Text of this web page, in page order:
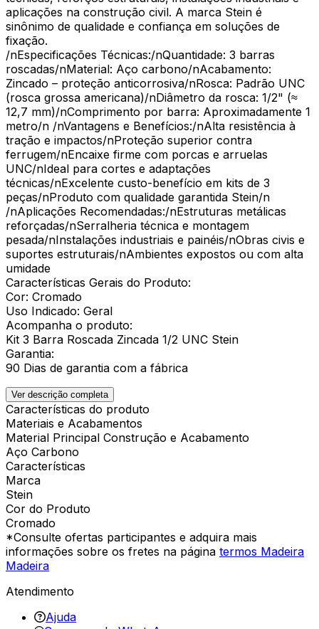
aplicações na construção civil. A marca Stein é
sinônimo de qualidade e confiança em soluções de
fixação.
/nEspecificações Técnicas:/nQuantidade: 3 barras
roscadas/nMaterial: Aço carbono/nAcabamento:
Zincado – proteção anticorrosiva/nRosca: Padrão UNC
(rosca grossa americana)/nDiâmetro da rosca: 1/2" (≈
12,7 mm)/nComprimento por barra: Aproximadamente 1
metro/n /nVantagens e Benefícios:/nAlta resistência à
tração e impactos/nProteção superior contra
ferrugem/nEncaixe firme com porcas e arruelas
UNC/nIdeal para cortes e adaptações
técnicas/nExcelente custo-benefício em kits de 3
peças/nProduto com qualidade garantida Stein/n
/nAplicações Recomendadas:/nEstruturas metálicas
reforçadas/nSerralheria técnica e montagem
pesada/nInstalações industriais e painéis/nObras civis e
suportes estruturais/nAmbientes expostos ou com alta
umidade
Características Gerais do Produto:
Cor: Cromado
Uso Indicado: Geral
Acompanha o produto:
Kit 3 Barra Roscada Zincada 1/2 UNC Stein
Garantia:
90 Dias de garantia com a fábrica
Ver descrição completa
Características do produto
Materiais e Acabamentos
Material Principal Construção e Acabamento
Aço Carbono
Características
Marca
Stein
Cor do Produto
Cromado
*Consulte ofertas participantes e adquira mais
informações sobre os fretes na página termos Madeira
Madeira
Atendimento
Ajuda